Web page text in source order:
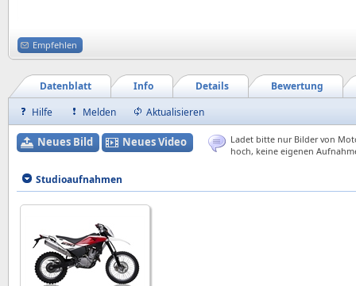
Empfehlen
Bewertung
Details
Info
Datenblatt
Hilfe
Melden Aktualisieren
Neues Bild Neues Video
Ladet bitte nur Bilder von
hoch, keine eigenen
Studioaufnahmen